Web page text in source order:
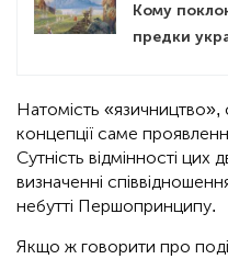
Кому
предки
Натомість
концепції саме
Сутність відмінності цих
визначенні
небутті Першопринципу.
Якщо ж говорити про